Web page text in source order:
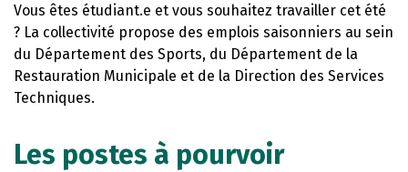
Vous êtes étudiant.e et vous souhaitez travailler cet été
? La collectivité propose des emplois saisonniers au sein
du Département des Sports, du Département de la
Restauration Municipale et de la Direction des Services
Techniques.
Les postes à pourvoir